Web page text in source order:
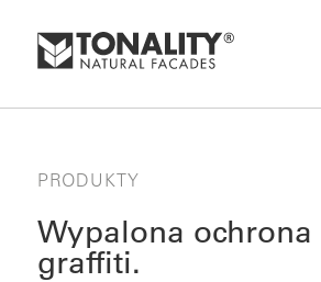
PRODUKTY
Wypalona ochrona
graffiti.